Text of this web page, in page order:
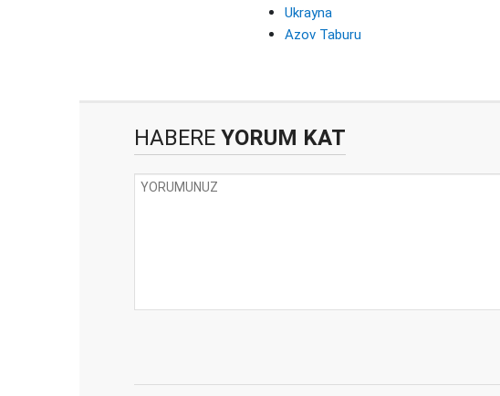
Ukrayna
Azov Taburu
HABERE YORUM KAT